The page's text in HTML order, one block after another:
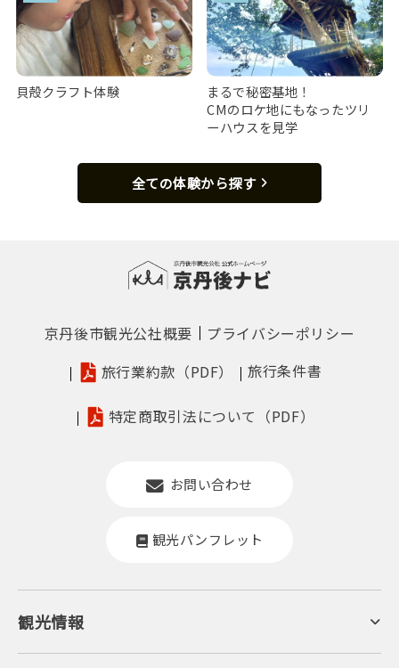
貝殻クラフト体験
まるで秘密基地！
CMのロケ地にもなったツリ
ーハウスを見学
全ての体験から探す
京丹後市観光公社概要
プライバシーポリシー
旅行業約款（PDF）
旅行条件書
特定商取引法について（PDF）
お問い合わせ
観光パンフレット
観光情報
京丹後について
ジオパークの絶景